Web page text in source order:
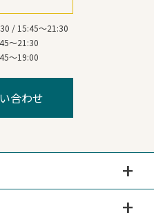
/ 15:45～21:30
～21:30
～19:00
合わせ